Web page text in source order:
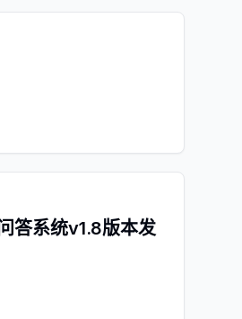
答系统v1.8版本发